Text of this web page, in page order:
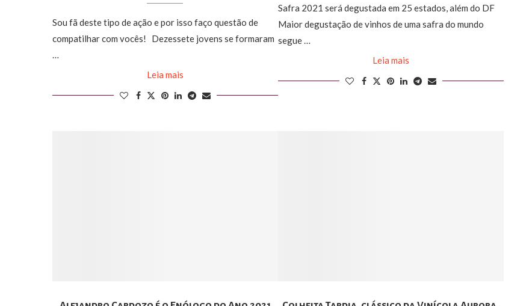
Sou fã deste tipo de ação e por isso faço questão de
compatilhar com vocês! Dezessete jovens se formaram
…
Leia mais
Safra 2021 será degustada em 25 estados, além do DF
Maior degustação de vinhos de uma safra do mundo
segue …
Leia mais